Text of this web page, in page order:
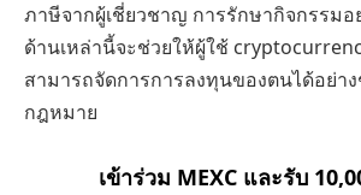
ภาษีจากผู้เชี่ยวชาญ การรักษากิจกรรมอ
ด้านเหล่านี้จะช่วยให้ผู้ใช้
สามารถจัดการการลงทุนของตนได้อย่า
กฎหมาย
เข้าร่วม MEXC และรับ